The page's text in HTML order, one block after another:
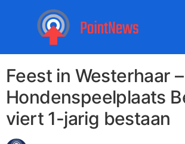
Feest in Westerhaar –
Hondenspeelplaats
viert 1-jarig bestaan